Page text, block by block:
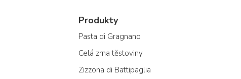
Produkty
Pasta di Gragnano
Celá zrna těstoviny
Zizzona di Battipaglia